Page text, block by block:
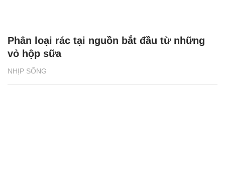
NHỊP SỐNG
Phân loại rác tại nguồn bắt đầu từ những
vỏ hộp sữa